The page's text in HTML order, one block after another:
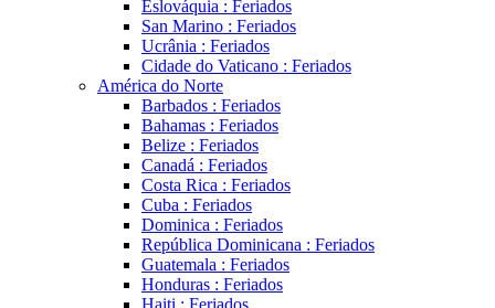
Eslováquia : Feriados
San Marino : Feriados
Ucrânia : Feriados
Cidade do Vaticano : Feriados
América do Norte
Barbados : Feriados
Bahamas : Feriados
Belize : Feriados
Canadá : Feriados
Costa Rica : Feriados
Cuba : Feriados
Dominica : Feriados
República Dominicana : Feriados
Guatemala : Feriados
Honduras : Feriados
Haiti : Feriados